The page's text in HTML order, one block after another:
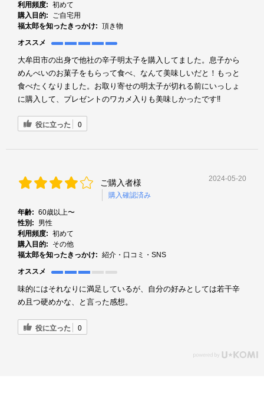
利用頻度: 初めて
購入目的:
ご自宅用
福太郎を知ったきっかけ: 頂き物
オススメ
大牟田市の出身で他社の辛子明太子を購入してました。息子から
めんべいのお菓子をもらって食べ、なんて美味しいだと！もっと
食べたくなりました。お取り寄せの明太子が切れる前にいっしょ
に購入して、プレゼントのワカメ入りも美味しかったです‼️
役に立った 0
ご購入者様
購入確認済み
2024-05-20
年齢: 60歳以上〜
性別:
男性
利用頻度: 初めて
購入目的:
その他
福太郎を知ったきっかけ: 紹介・口コミ・SNS
オススメ
味的にはそれなりに満足しているが、自分の好みとしては若干辛
め且つ硬めかな、と言った感想。
役に立った 0